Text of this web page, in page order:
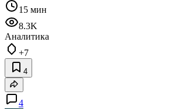
15 мин
8.3K
Аналитика
+7
4
4